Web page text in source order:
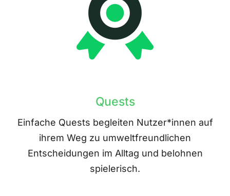
Quests
Einfache Quests begleiten Nutzer*innen auf
ihrem Weg zu umweltfreundlichen
Entscheidungen im Alltag und belohnen
spielerisch.